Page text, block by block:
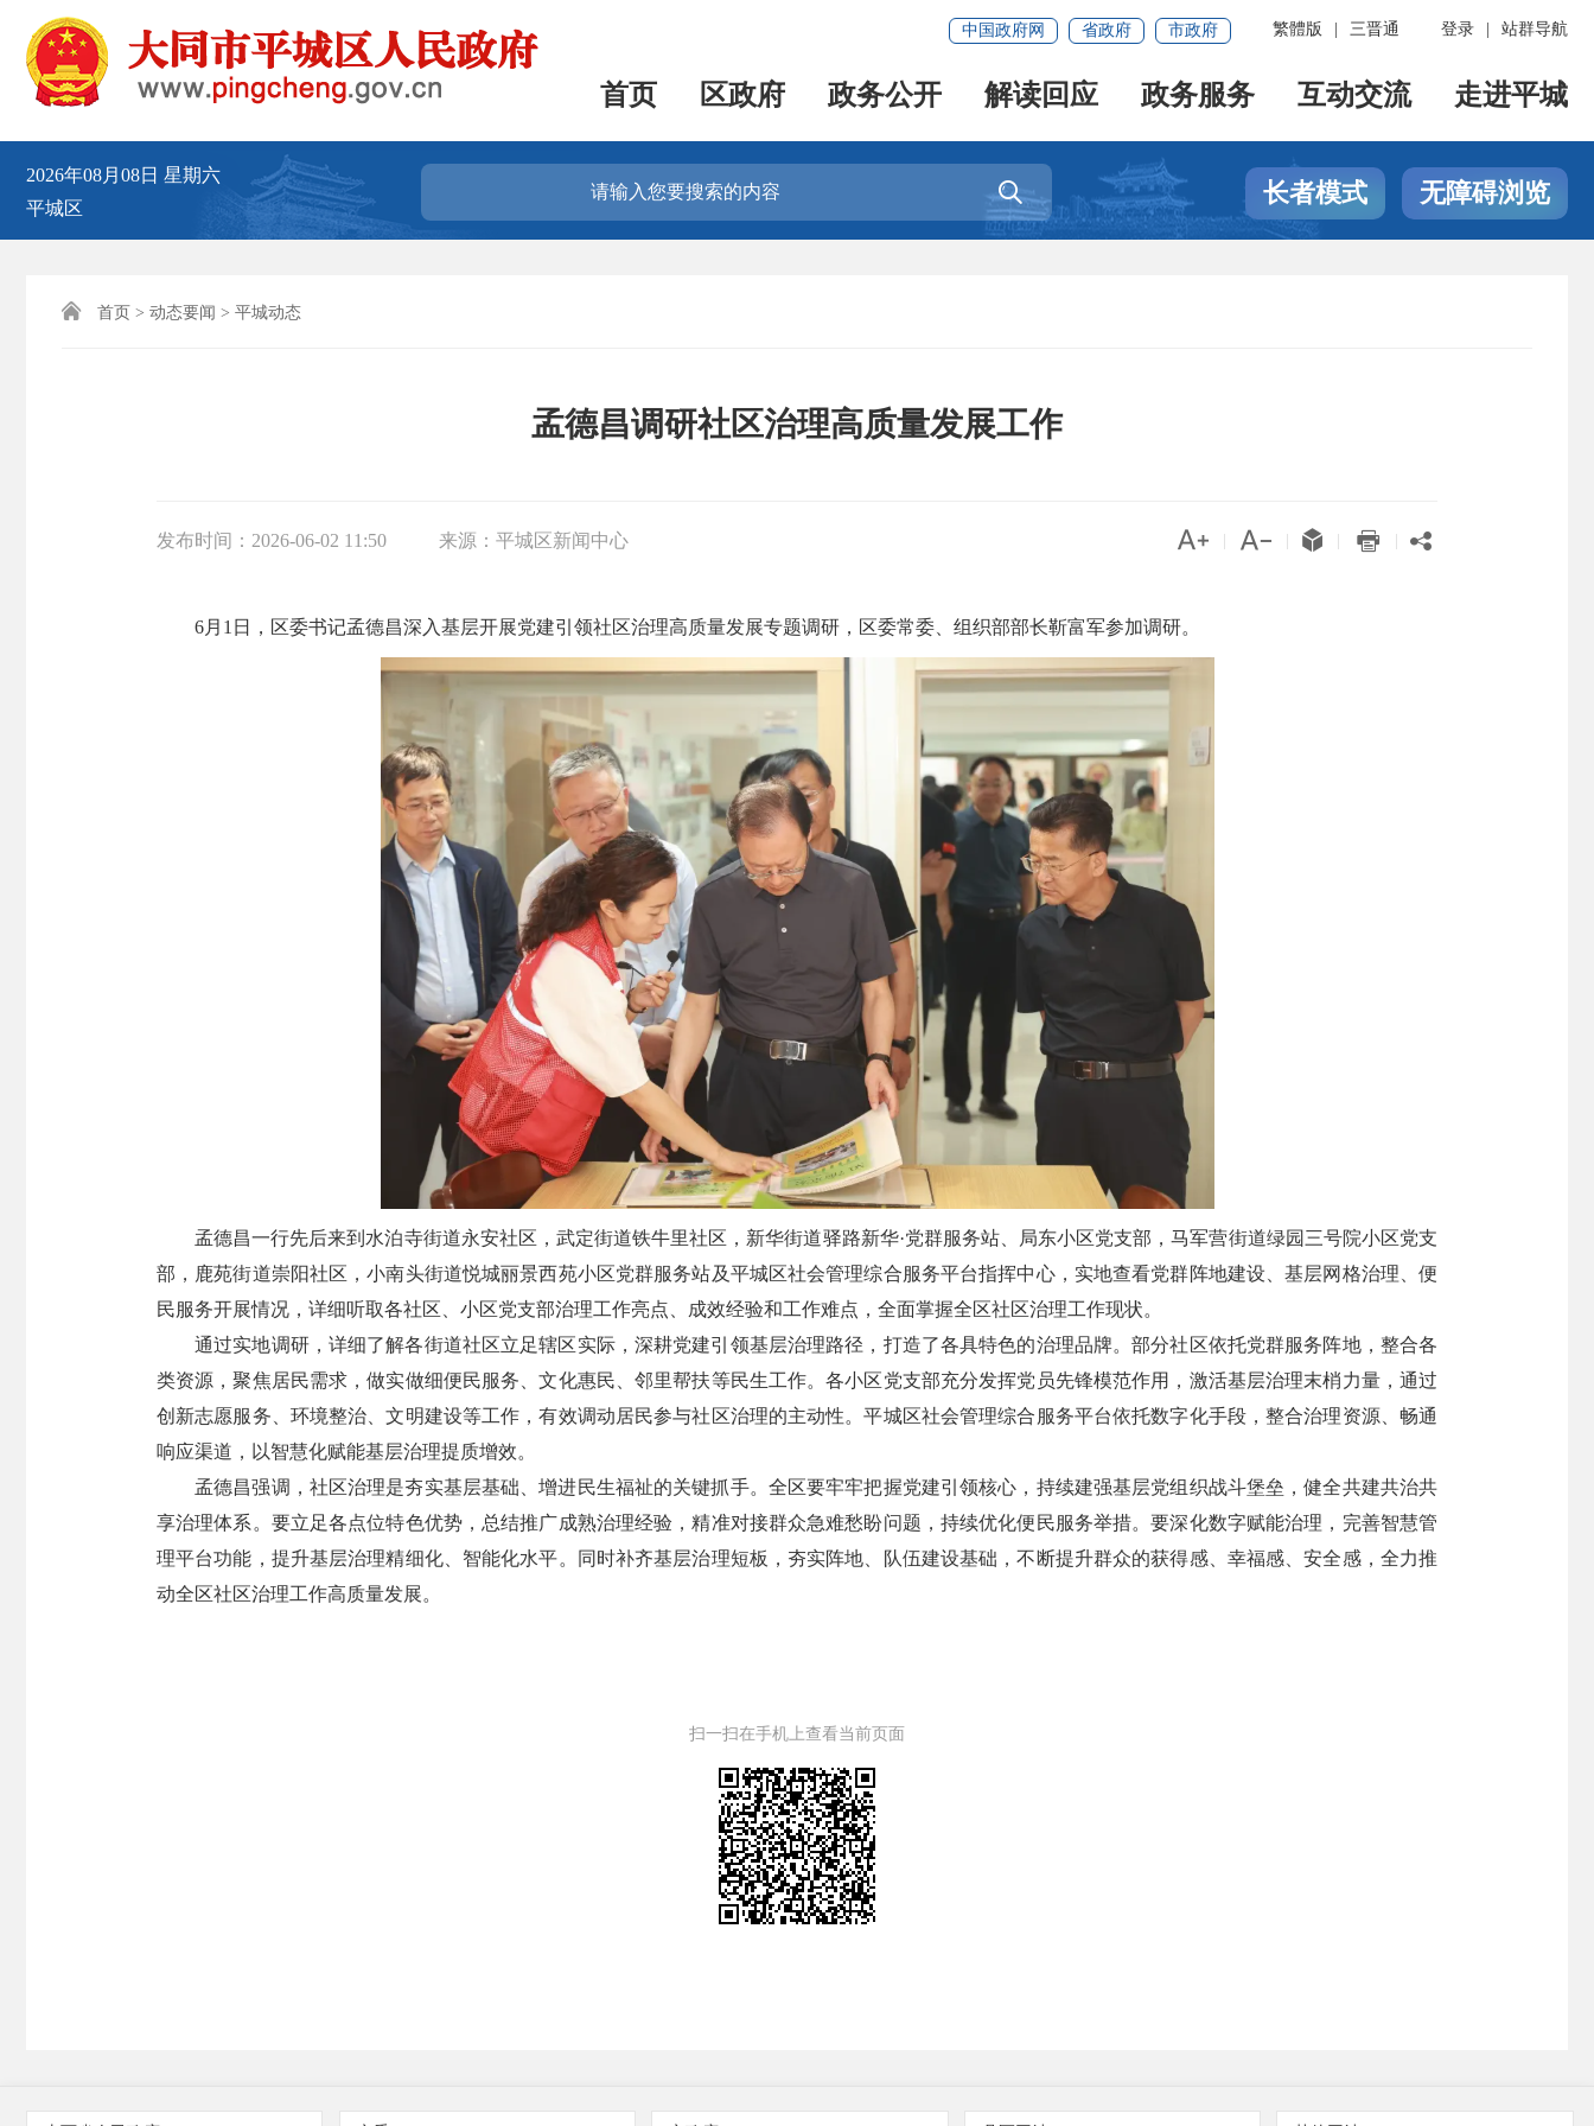
登录 站群导航
繁體版 三晋通
中国政府网 省政府 市政府
首页 区政府 政务公开 解读回应 政务服务 互动交流 走进平城
2026年08月08日 星期六
平城区
 长者模式 无障碍浏览
 首页 > 动态要闻 > 平城动态
孟德昌调研社区治理高质量发展工作
发布时间： 2026-06-02 11:50 来源： 平城区新闻中心     
6月1日，区委书记孟德昌深入基层开展党建引领社区治理高质量发展专题调研，区委常委、组织部部长靳富军参加调研。
孟德昌一行先后来到水泊寺街道永安社区，武定街道铁牛里社区，新华街道驿路新华·党群服务站、局东小区党支部，马军营街道绿园三号院小区党支
部，鹿苑街道崇阳社区，小南头街道悦城丽景西苑小区党群服务站及平城区社会管理综合服务平台指挥中心，实地查看党群阵地建设、基层网格治理、便
民服务开展情况，详细听取各社区、小区党支部治理工作亮点、成效经验和工作难点，全面掌握全区社区治理工作现状。
通过实地调研，详细了解各街道社区立足辖区实际，深耕党建引领基层治理路径，打造了各具特色的治理品牌。部分社区依托党群服务阵地，整合各
类资源，聚焦居民需求，做实做细便民服务、文化惠民、邻里帮扶等民生工作。各小区党支部充分发挥党员先锋模范作用，激活基层治理末梢力量，通过
创新志愿服务、环境整治、文明建设等工作，有效调动居民参与社区治理的主动性。平城区社会管理综合服务平台依托数字化手段，整合治理资源、畅通
响应渠道，以智慧化赋能基层治理提质增效。
孟德昌强调，社区治理是夯实基层基础、增进民生福祉的关键抓手。全区要牢牢把握党建引领核心，持续建强基层党组织战斗堡垒，健全共建共治共
享治理体系。要立足各点位特色优势，总结推广成熟治理经验，精准对接群众急难愁盼问题，持续优化便民服务举措。要深化数字赋能治理，完善智慧管
理平台功能，提升基层治理精细化、智能化水平。同时补齐基层治理短板，夯实阵地、队伍建设基础，不断提升群众的获得感、幸福感、安全感，全力推
动全区社区治理工作高质量发展。
扫一扫在手机上查看当前页面